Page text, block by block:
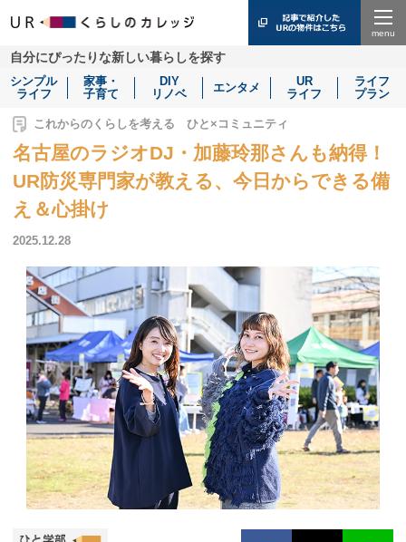
自分にぴったりな新しい暮らしを探す
シンプル
ライフ
家事・
子育て
DIY
リノベ
エンタメ
UR
ライフ
ライフ
プラン
これからのくらしを考える ひと×コミュニティ
名古屋のラジオDJ・加藤玲那さんも納得！
UR防災専門家が教える、今日からできる備
え＆心掛け
2025.12.28